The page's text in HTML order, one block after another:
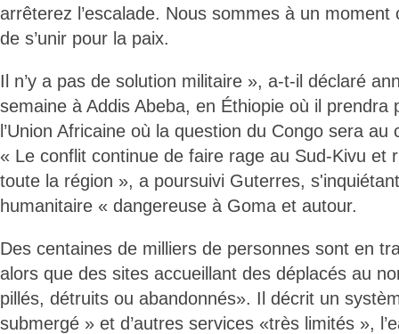
arrêterez l’escalade. Nous sommes à un
de s’unir pour la paix.
Il n’y a pas de solution militaire », a-t-il déclaré
semaine à Addis Abeba, en Éthiopie où il prendra
l’Union Africaine où la question du Congo sera
« Le conflit continue de faire rage au Sud-Kivu et
toute la région », a poursuivi Guterres,
humanitaire « dangereuse à Goma et autour.
Des centaines de milliers de personnes sont en
alors que des sites accueillant des déplacés au
pillés, détruits ou abandonnés». Il décrit un
submergé » et d’autres services «très limités »,